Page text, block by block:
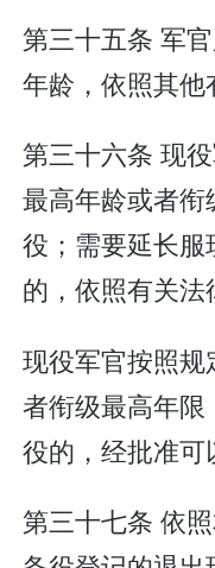
第三十五条 军
年龄，依照其他
第三十六条 现
最高年龄或者
役；需要延长
的，依照有关法
现役军官按照
者衔级最高年
役的，经批准可
第三十七条 依